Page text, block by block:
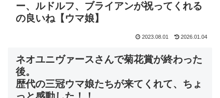
ー、ルドルフ、ブライアンが祝ってくれる
の良いね【ウマ娘】
2023.08.01 2026.01.04
ネオユニヴァースさんで菊花賞が終わった
後。
歴代の三冠ウマ娘たちが来てくれて、ちょ